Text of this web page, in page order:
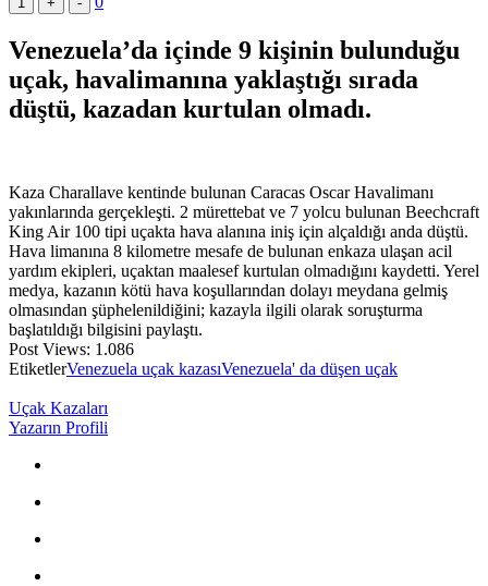
Venezuela’da içinde 9 kişinin bulunduğu
uçak, havalimanına yaklaştığı sırada
düştü, kazadan kurtulan olmadı.
Kaza Charallave kentinde bulunan Caracas Oscar Havalimanı
yakınlarında gerçekleşti. 2 mürettebat ve 7 yolcu bulunan Beechcraft
King Air 100 tipi uçakta hava alanına iniş için alçaldığı anda düştü.
Hava limanına 8 kilometre mesafe de bulunan enkaza ulaşan acil
yardım ekipleri, uçaktan maalesef kurtulan olmadığını kaydetti. Yerel
medya, kazanın kötü hava koşullarından dolayı meydana gelmiş
olmasından şüphelenildiğini; kazayla ilgili olarak soruşturma
başlatıldığı bilgisini paylaştı.
Post Views: 1.086
EtiketlerVenezuela uçak kazasıVenezuela' da düşen uçak
Uçak Kazaları
Yazarın Profili